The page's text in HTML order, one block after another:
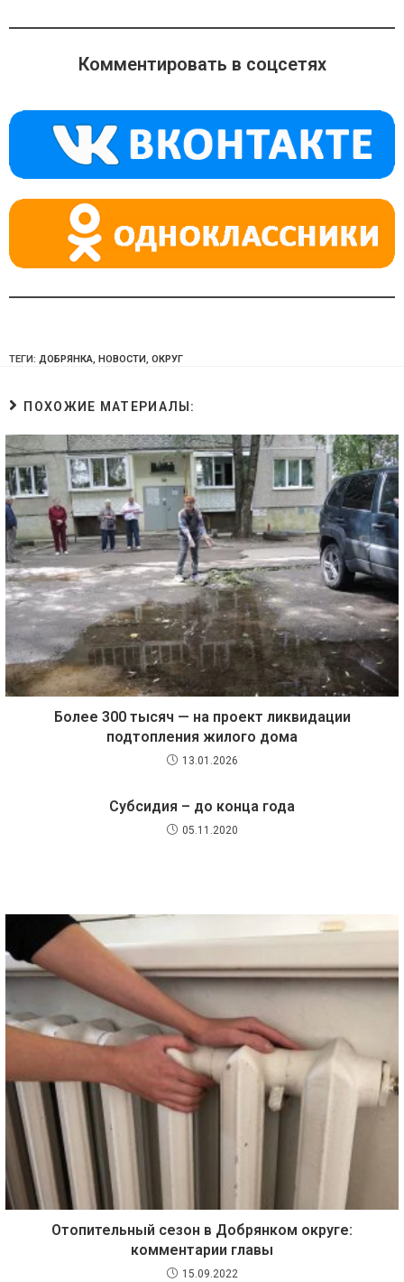
n
o
a
ss
ni
ki
e
gr
m
at
s
p
p
Комментировать в соцсетях
ТЕГИ: ДОБРЯНКА, НОВОСТИ, ОКРУГ
ПОХОЖИЕ МАТЕРИАЛЫ:
Более 300 тысяч — на проект ликвидации
подтопления жилого дома
13.01.2026
Субсидия – до конца года
05.11.2020
Отопительный сезон в Добрянком округе:
комментарии главы
15.09.2022